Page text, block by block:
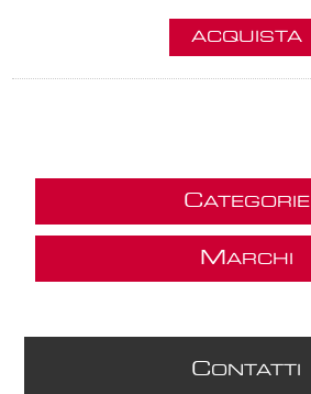
ACQUISTA
CATEGORIE
M ARCHI
CONTATTI